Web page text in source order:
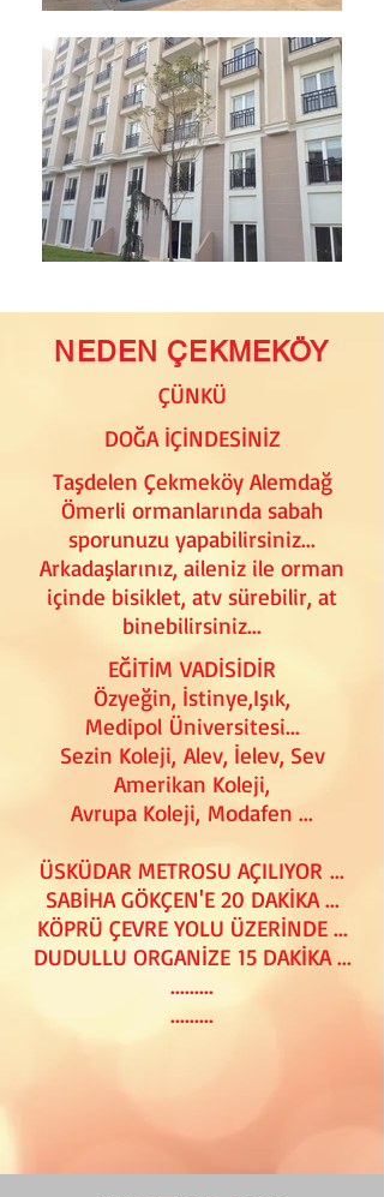
NEDEN ÇEKMEKÖY
ÇÜNKÜ
DOĞA İÇİNDESİNİZ
Taşdelen Çekmeköy Alemdağ
Ömerli ormanlarında sabah
sporunuzu yapabilirsiniz...
Arkadaşlarınız, aileniz ile orman
içinde bisiklet, atv sürebilir, at
binebilirsiniz...
EĞİTİM VADİSİDİR
Özyeğin, İstinye,Işık,
Medipol Üniversitesi...
Sezin Koleji, Alev, İelev, Sev
Amerikan Koleji,
Avrupa Koleji, Modafen ...
ÜSKÜDAR METROSU AÇILIYOR ...
SABİHA GÖKÇEN'E 20 DAKİKA ...
KÖPRÜ ÇEVRE YOLU ÜZERİNDE ...
DUDULLU ORGANİZE 15 DAKİKA ...
.........
.........